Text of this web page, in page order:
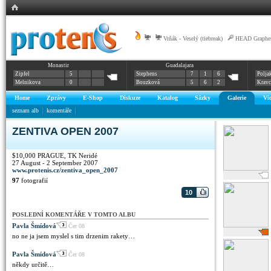
Vrňák - Veselý (tiebreak) HEAD
Monastir
Zipfel
5
Melnikova
0
Guadalajara
Stephens
7 1
6
Bouzková
5 6 2
Home Zprávy E-Shop Diskuze Katalog Sázky Galerie
seznam alb
komentáře
ZENTIVA OPEN 2007
$10,000 PRAGUE, TK Neridé
27 August - 2 September 2007
www.protenis.cz/zentiva_open_2007
97 fotografií
10
POSLEDNÍ KOMENTÁŘE V TOMTO ALBU
Pavla Šmídová Čer 08
no ne ja jsem myslel s tim drzenim rakety…
Pavla Šmídová Čer 08
někdy určitě…